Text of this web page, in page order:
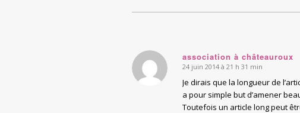
association à châteauroux
says:
24 juin 2014 à 21 h 31 min
Je dirais que la longueur de
a pour simple but d’amener
Toutefois un article long peut